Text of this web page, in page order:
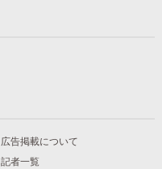
広告掲載について
記者一覧